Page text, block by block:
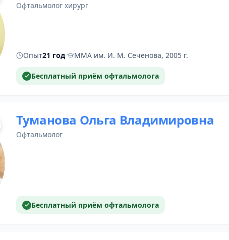
офтальмолог хирург
Опыт21 год· ММА им. И. М. Сеченова, 2005 г.
Бесплатный приём офтальмолога
Туманова Ольга Владимировна
офтальмолог
Бесплатный приём офтальмолога